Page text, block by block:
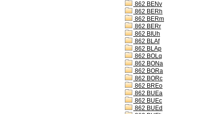
862 BENv
862 BERh
862 BERm
862 BERr
862 BIUh
862 BLAf
862 BLAp
862 BOLq
862 BONa
862 BORa
862 BORc
862 BREo
862 BUEa
862 BUEc
862 BUEd